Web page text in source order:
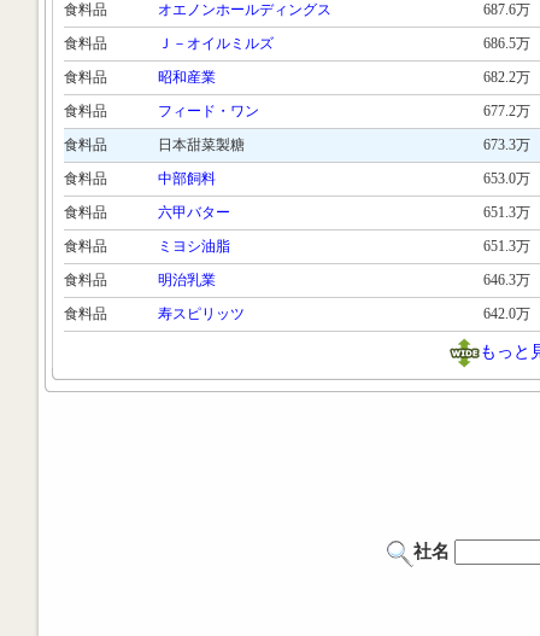
食料品
オエノンホールディングス
687.6万
食料品
Ｊ－オイルミルズ
686.5万
食料品
昭和産業
682.2万
食料品
フィード・ワン
677.2万
食料品
日本甜菜製糖
673.3万
食料品
中部飼料
653.0万
食料品
六甲バター
651.3万
食料品
ミヨシ油脂
651.3万
食料品
明治乳業
646.3万
食料品
寿スピリッツ 642.0万
もっと
社名